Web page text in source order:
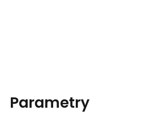
Parametry